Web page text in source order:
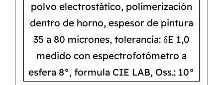
polvo electrostático, polimerización
dentro de horno, espesor de pintura
35 a 80 micrones, tolerancia: δE 1,0
medido con espectrofotómetro a
esfera 8°, formula CIE LAB, Oss.: 10°